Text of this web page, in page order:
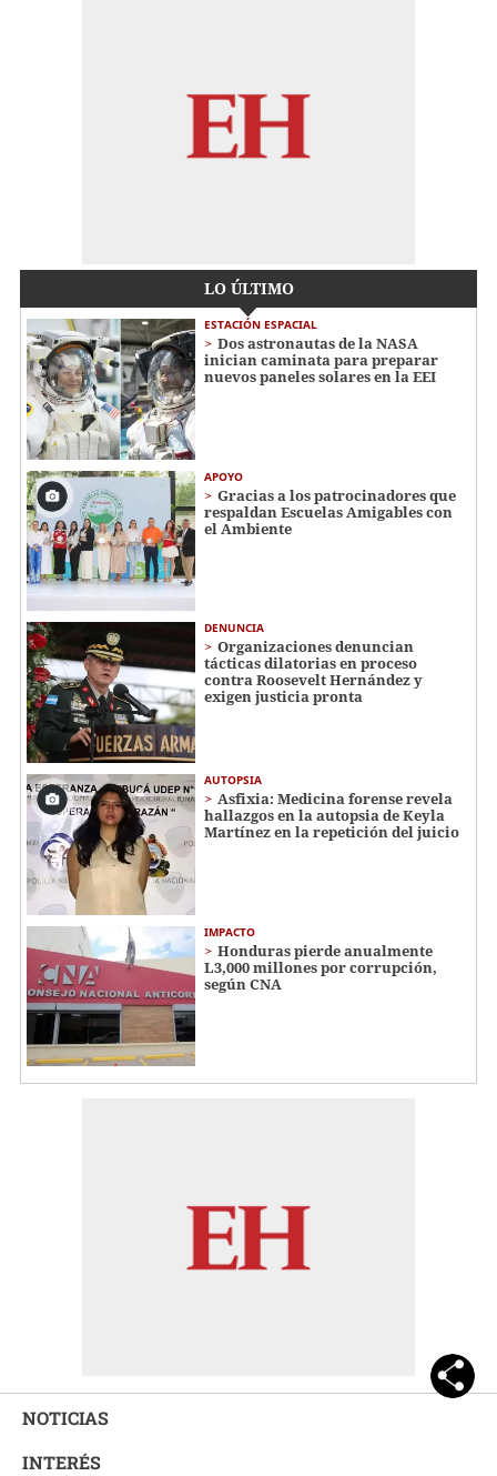
LO ÚLTIMO
ESTACIÓN ESPACIAL
Dos astronautas de la NASA
inician caminata para preparar
nuevos paneles solares en la EEI
APOYO
Gracias a los patrocinadores que
respaldan Escuelas Amigables con
el Ambiente
DENUNCIA
Organizaciones denuncian
tácticas dilatorias en proceso
contra Roosevelt Hernández y
exigen justicia pronta
AUTOPSIA
Asfixia: Medicina forense revela
hallazgos en la autopsia de Keyla
Martínez en la repetición del juicio
IMPACTO
Honduras pierde anualmente
L3,000 millones por corrupción,
según CNA
NOTICIAS
INTERÉS